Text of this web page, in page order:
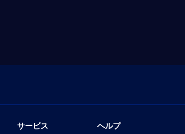
サービス ヘルプ